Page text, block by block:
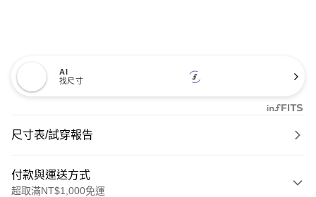
AI
找尺寸
尺寸表/試穿報告
付款與運送方式
超取滿NT$1,000免運